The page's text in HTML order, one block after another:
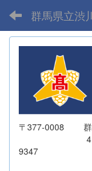
群馬県立渋
〒377-0008 群